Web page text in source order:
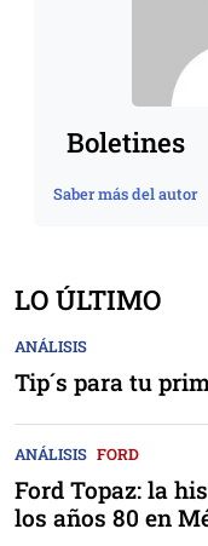
Boletines
Saber más del autor
LO ÚLTIMO
ANÁLISIS
Tip´s para tu
ANÁLISIS FORD
Ford Topaz: la
los años 80 en